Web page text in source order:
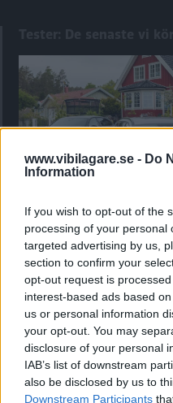
www.vibilagare.se - Do
Information
If you wish to opt-out of the
processing of your personal
targeted advertising by us,
section to confirm your
opt-out request is
interest-based ads based
us or personal information
your opt-out. You may
disclosure of your personal
IAB’s list of downstream
also be disclosed by us to
Downstream Participants
Kia utmanar i
av ”gamlingen”
Nykomlingen fälls av en